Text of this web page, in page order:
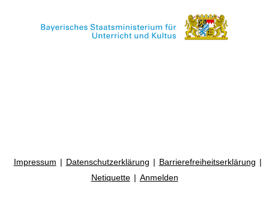
Impressum Datenschutzerklärung
Barrierefreiheitserklärung
Netiquette
Anmelden